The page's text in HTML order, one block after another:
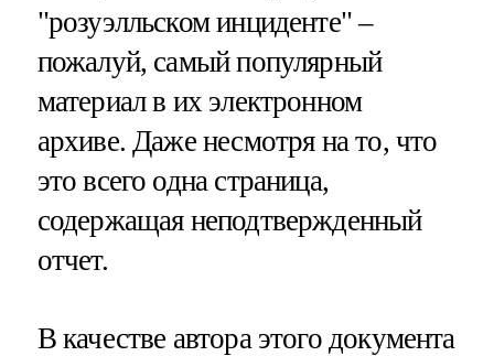
"розуэлльском инциденте" –
пожалуй, самый популярный
материал в их электронном
архиве. Даже несмотря на то, что
это всего одна страница,
содержащая неподтвержденный
отчет.
В качестве автора этого документа